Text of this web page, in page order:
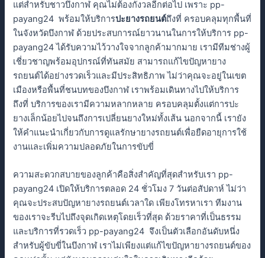
แต่สำหรับชาวบึงกาฬ คุณไม่ต้องกังวลอีกต่อไป เพราะ pp-
payang24 พร้อมให้บริการปะยางรถยนต์ถึงที่ ครอบคลุมทุกพื้นที่
ในจังหวัดบึงกาฬ ด้วยประสบการณ์ยาวนานในการให้บริการ pp-
payang24 ได้รับความไว้วางใจจากลูกค้ามากมาย เรามีทีมช่างผู้
เชี่ยวชาญพร้อมอุปกรณ์ที่ทันสมัย สามารถแก้ไขปัญหายาง
รถยนต์ได้อย่างรวดเร็วและมีประสิทธิภาพ ไม่ว่าคุณจะอยู่ในเขต
เมืองหรือพื้นที่ชนบทของบึงกาฬ เราพร้อมเดินทางไปให้บริการ
ถึงที่ บริการของเรามีความหลากหลาย ครอบคลุมตั้งแต่การปะ
ยางเล็กน้อยไปจนถึงการเปลี่ยนยางใหม่ทั้งเส้น นอกจากนี้ เรายัง
ให้คำแนะนำเกี่ยวกับการดูแลรักษายางรถยนต์เพื่อยืดอายุการใช้
งานและเพิ่มความปลอดภัยในการขับขี่
ความสะดวกสบายของลูกค้าคือสิ่งสำคัญที่สุดสำหรับเรา pp-
payang24 เปิดให้บริการตลอด 24 ชั่วโมง 7 วันต่อสัปดาห์ ไม่ว่า
คุณจะประสบปัญหายางรถยนต์เวลาใด เพียงโทรหาเรา ทีมงาน
ของเราจะรีบไปถึงจุดเกิดเหตุโดยเร็วที่สุด ด้วยราคาที่เป็นธรรม
และบริการที่รวดเร็ว pp-payang24 จึงเป็นตัวเลือกอันดับหนึ่ง
สำหรับผู้ขับขี่ในบึงกาฬ เราไม่เพียงแต่แก้ไขปัญหายางรถยนต์ของ